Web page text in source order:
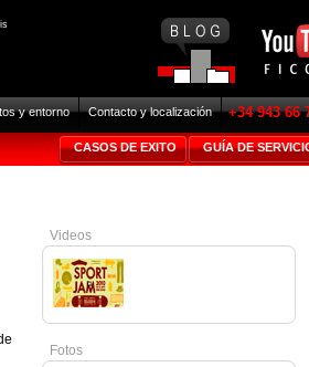
y entorno Contacto y localización +34 943 66
CASOS DE EXITO GUÍA DE
Videos
Fotos